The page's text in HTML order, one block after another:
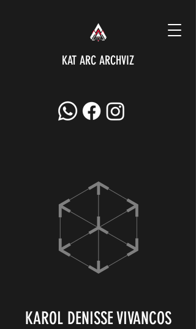
KAT ARC ARCHVIZ
KAROL DENISSE VIVANCOS